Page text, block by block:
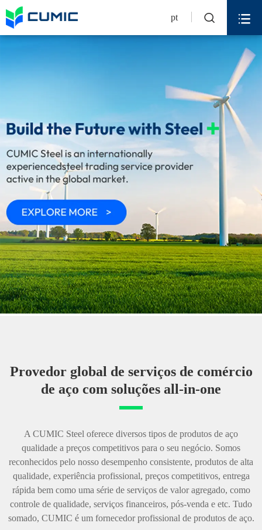
pt  
Provedor global de serviços de comércio
de aço com soluções all-in-one
A CUMIC Steel oferece diversos tipos de produtos de aço
qualidade a preços competitivos para o seu negócio. Somos
reconhecidos pelo nosso desempenho consistente, produtos de alta
qualidade, experiência profissional, preços competitivos, entrega
rápida bem como uma série de serviços de valor agregado, como
controle de qualidade, serviços financeiros, pós-venda e etc. Tudo
somado, CUMIC é um fornecedor profissional de produtos de aço.